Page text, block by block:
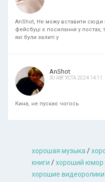
AnShot, Не можу вставити сюди
фейсбуці є посилання у
які були залиті у
AnShot
30 АВГУСТА 2024 14:11
Кина, не пускає чогось
хорошая музыкa /
книги /хороший юмор
хорошие видеоролики